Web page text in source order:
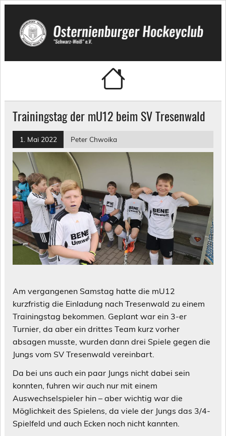
Skip
content
Osternienburger Hockeyclub
Trainingstag der mU12 beim SV Tresenwald
1. Mai 2022 Peter Chwoika
Am vergangenen Samstag hatte die mU12
kurzfristig die Einladung nach Tresenwald zu einem
Trainingstag bekommen. Geplant war ein 3-er
Turnier, da aber ein drittes Team kurz vorher
absagen musste, wurden dann drei Spiele gegen die
Jungs vom SV Tresenwald vereinbart.
Da bei uns auch ein paar Jungs nicht dabei sein
konnten, fuhren wir auch nur mit einem
Auswechselspieler hin – aber wichtig war die
Möglichkeit des Spielens, da viele der Jungs das 3/4-
Spielfeld und auch Ecken noch nicht kannten.